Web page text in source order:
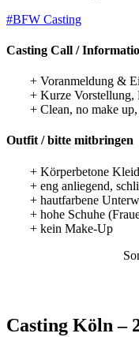
#BFW Casting
Casting Call /
+ Voranmeldung &
+ Kurze Vorstellung,
+ Clean, no make
Outfit / bitte mitbringen
+ Körperbetone
+ eng anliegend,
+ hautfarbene
+ hohe Schuhe
+ kein Make-Up
Casting Köln –